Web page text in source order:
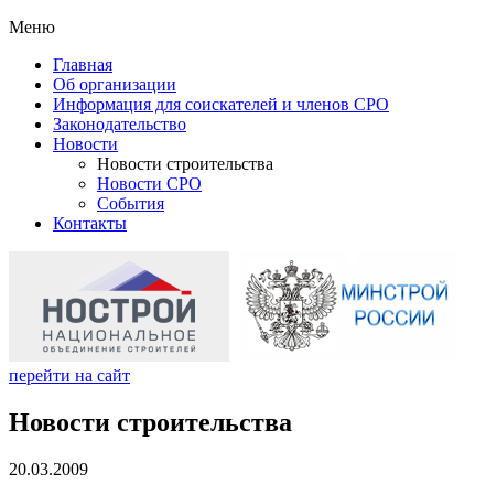
Меню
Главная
Об организации
Информация для соискателей и членов СРО
Законодательство
Новости
Новости строительства
Новости СРО
События
Контакты
перейти на сайт
Новости строительства
20.03.2009